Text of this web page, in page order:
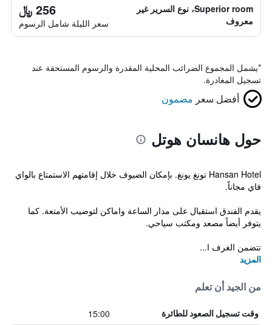
Superior room، نوع السرير غير
معروف
256 ﷼
سعر الليلة شامل الرسوم
*يشمل المجموع الضرائب المحلية المقدرة والرسوم المستحقة عند
تسجيل المغادرة.
أفضل سعر مضمون
حول هانسان هوتل
Hansan Hotel تونغ يونغ. بإمكان الضيوف خلال إقامتهم الاستمتاع بالواي
فاي مجاناً.
يقدم الفندق استقبال على مدار الساعة واماكن لتوضيب الأمتعة. كما
يتوفر أيضاً مصعد ومكتب سياحي.
تتضمن الغرف ا...
المزيد
من الجيد أن تعلم
وقت تسجيل الصعود للطائرة 15:00